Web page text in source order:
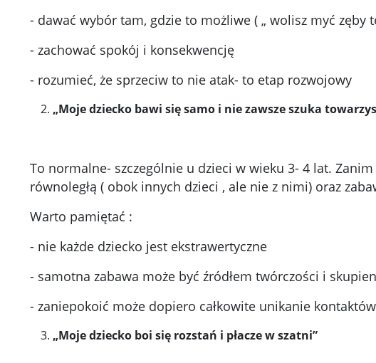
- dawać wybór tam, gdzie to możliwe ( „ wolisz myć zęby
- zachować spokój i konsekwencję
- rozumieć, że sprzeciw to nie atak- to etap rozwojowy
„Moje dziecko bawi się samo i nie zawsze szuka
To normalne- szczególnie u dzieci w wieku 3- 4 lat.
równoległą ( obok innych dzieci , ale nie z nimi) oraz
Warto pamiętać :
- nie każde dziecko jest ekstrawertyczne
- samotna zabawa może być źródłem twórczości i
- zaniepokoić może dopiero całkowite unikanie
„Moje dziecko boi się rozstań i płacze w szatni”